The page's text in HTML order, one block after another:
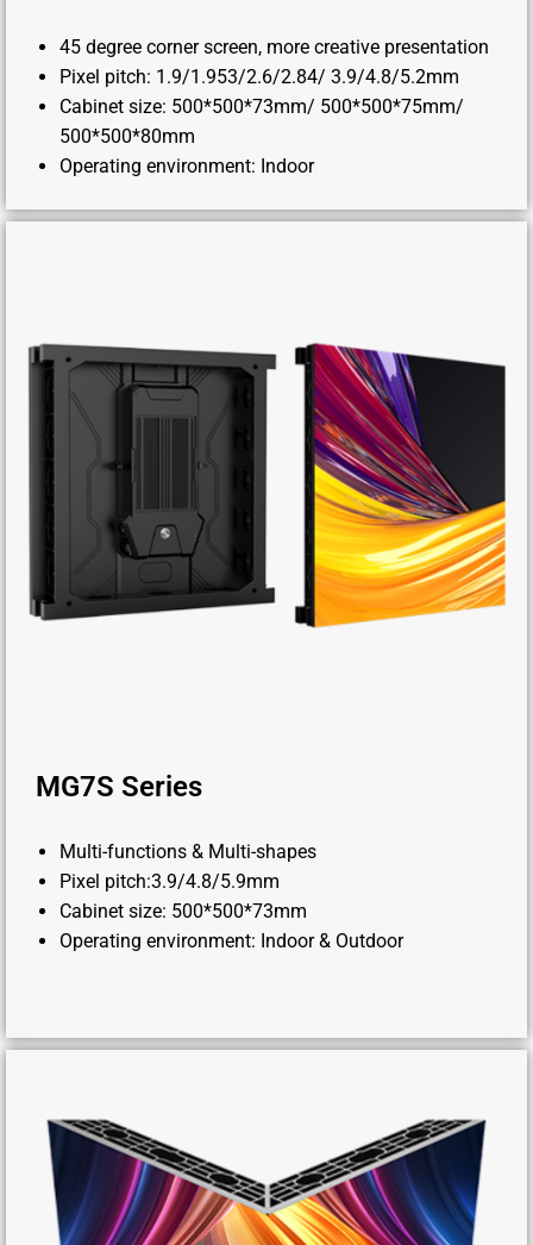
45 degree corner screen, more creative presentation
Pixel pitch: 1.9/1.953/2.6/2.84/ 3.9/4.8/5.2mm
Cabinet size: 500*500*73mm/ 500*500*75mm/
500*500*80mm
Operating environment: Indoor
MG7S Series
Multi-functions & Multi-shapes
Pixel pitch:3.9/4.8/5.9mm
Cabinet size: 500*500*73mm
Operating environment: Indoor & Outdoor